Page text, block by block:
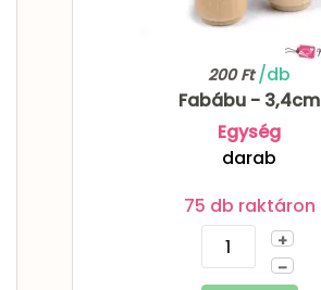
200 Ft/db
Fabábu - 3,4cm
Egység
darab
75 db raktáron
+
–